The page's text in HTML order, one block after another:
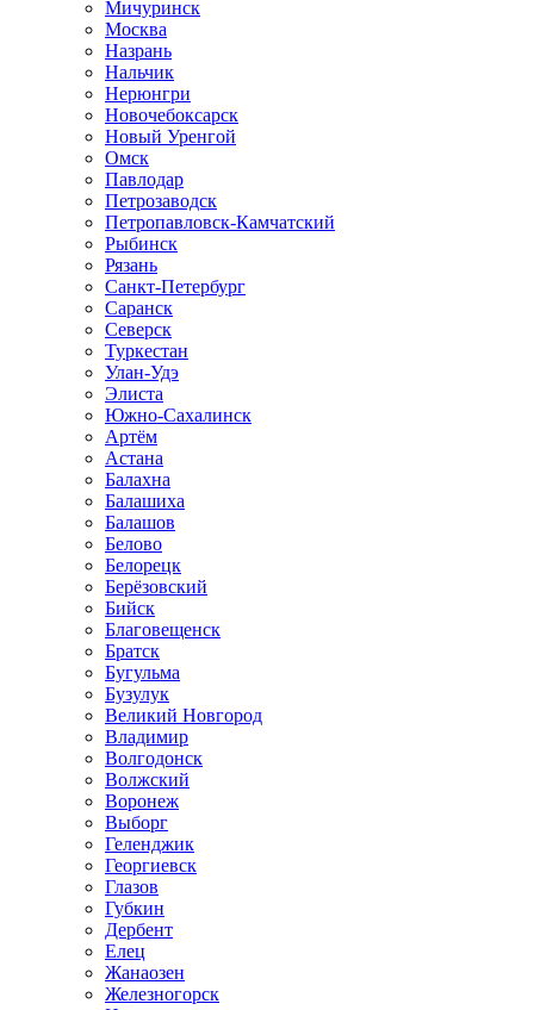
Мичуринск
Москва
Назрань
Нальчик
Нерюнгри
Новочебоксарск
Новый Уренгой
Омск
Павлодар
Петрозаводск
Петропавловск-Камчатский
Рыбинск
Рязань
Санкт-Петербург
Саранск
Северск
Туркестан
Улан-Удэ
Элиста
Южно-Сахалинск
Артём
Астана
Балахна
Балашиха
Балашов
Белово
Белорецк
Берёзовский
Бийск
Благовещенск
Братск
Бугульма
Бузулук
Великий Новгород
Владимир
Волгодонск
Волжский
Воронеж
Выборг
Геленджик
Георгиевск
Глазов
Губкин
Дербент
Елец
Жанаозен
Железногорск